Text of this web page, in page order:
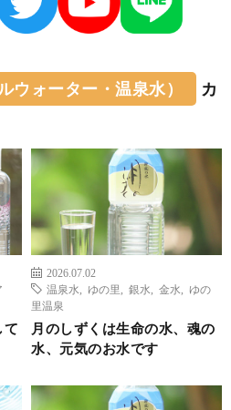
ウォーター・温泉水）
カ
て
2026.07.02
温泉水
ゆの里 銀水 金水
ゆの
里温泉
月のしずくは生命の水、魂の
水、元気のお水です